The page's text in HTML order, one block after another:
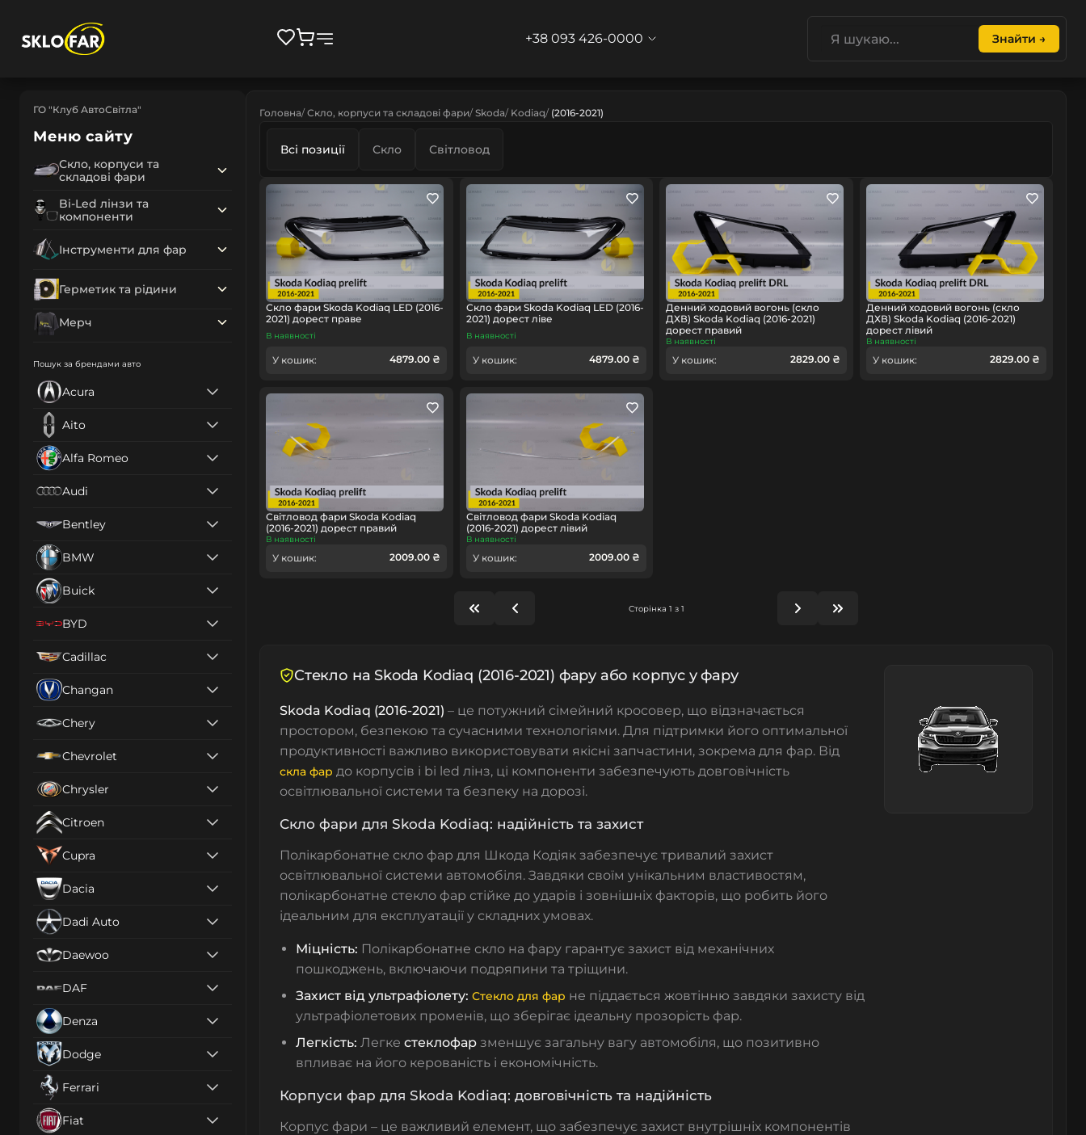
+38 093 426-0000 Знайти →
ГО "Клуб АвтоСвітла"
Меню сайту
Скло, корпуси та
складові фари
Bi-Led лінзи та
компоненти
Інструменти для фар
Герметик та рідини
Мерч
Пошук за брендами авто
Acura
Aito
Alfa Romeo
Audi
Bentley
BMW
Buick
BYD
Cadillac
Changan
Chery
Chevrolet
Chrysler
Citroen
Cupra
Dacia
Dadi Auto
Daewoo
DAF
Denza
Dodge
Ferrari
Fiat
Головна Скло, корпуси та складові фари Skoda Kodiaq (2016-2021)
Всі позиції Скло Світловод
Скло фари Skoda Kodiaq LED (2016-
2021) дорест праве
В наявності
У кошик: 4879.00 ₴
Скло фари Skoda Kodiaq LED (2016-
2021) дорест ліве
В наявності
У кошик: 4879.00 ₴
Денний ходовий вогонь (скло
ДХВ) Skoda Kodiaq (2016-2021)
дорест правий
В наявності
У кошик: 2829.00 ₴
Денний ходовий вогонь (скло
ДХВ) Skoda Kodiaq (2016-2021)
дорест лівий
В наявності
У кошик: 2829.00 ₴
Світловод фари Skoda Kodiaq
(2016-2021) дорест правий
В наявності
У кошик: 2009.00 ₴
Світловод фари Skoda Kodiaq
(2016-2021) дорест лівий
В наявності
У кошик: 2009.00 ₴
Сторінка 1 з 1
Cтекло на Skoda Kodiaq (2016-2021) фару або корпус у фару
Skoda Kodiaq (2016-2021) – це потужний сімейний кросовер, що відзначається
простором, безпекою та сучасними технологіями. Для підтримки його оптимальної
продуктивності важливо використовувати якісні запчастини, зокрема для фар. Від
скла фар до корпусів і bi led лінз, ці компоненти забезпечують довговічність
освітлювальної системи та безпеку на дорозі.
Скло фари для Skoda Kodiaq: надійність та захист
Полікарбонатне скло фар для Шкода Кодіяк забезпечує тривалий захист
освітлювальної системи автомобіля. Завдяки своїм унікальним властивостям,
полікарбонатне стекло фар стійке до ударів і зовнішніх факторів, що робить його
ідеальним для експлуатації у складних умовах.
Міцність: Полікарбонатне скло на фару гарантує захист від механічних
пошкоджень, включаючи подряпини та тріщини.
Захист від ультрафіолету: Стекло для фар не піддається жовтінню завдяки захисту від
ультрафіолетових променів, що зберігає ідеальну прозорість фар.
Легкість: Легке стеклофар зменшує загальну вагу автомобіля, що позитивно
впливає на його керованість і економічність.
Корпуси фар для Skoda Kodiaq: довговічність та надійність
Корпус фари – це важливий елемент, що забезпечує захист внутрішніх компонентів